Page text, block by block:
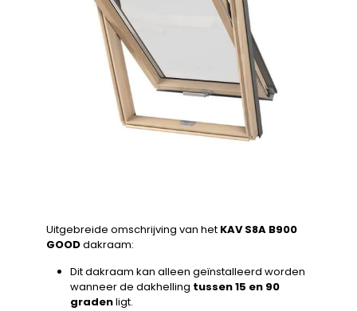
Uitgebreide omschrijving van het KAV S8A B900
GOODdakraam:
Dit dakraam kan alleen geïnstalleerd worden
wanneer de dakhelling tussen 15 en 90
gradenligt.